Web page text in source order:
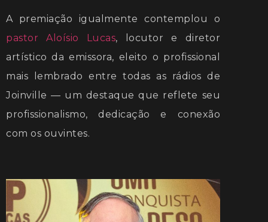
A premiação igualmente contemplou o
pastor Aloísio Lucas, locutor e diretor
artístico da emissora, eleito o profissional
mais lembrado entre todas as rádios de
Joinville — um destaque que reflete seu
profissionalismo, dedicação e conexão
com os ouvintes.